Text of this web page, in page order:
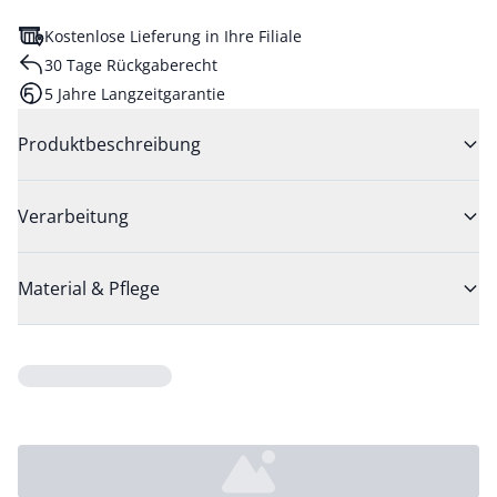
Kostenlose Lieferung in Ihre Filiale
30 Tage Rückgaberecht
5 Jahre Langzeitgarantie
Produktbeschreibung
Verarbeitung
Material & Pflege